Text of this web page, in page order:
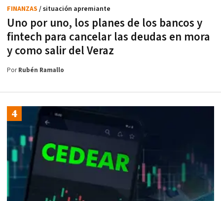
Uno por uno, los planes de los bancos y
fintech para cancelar las deudas en mora
y como salir del Veraz
FINANZAS / situación apremiante
PorRubén Ramallo